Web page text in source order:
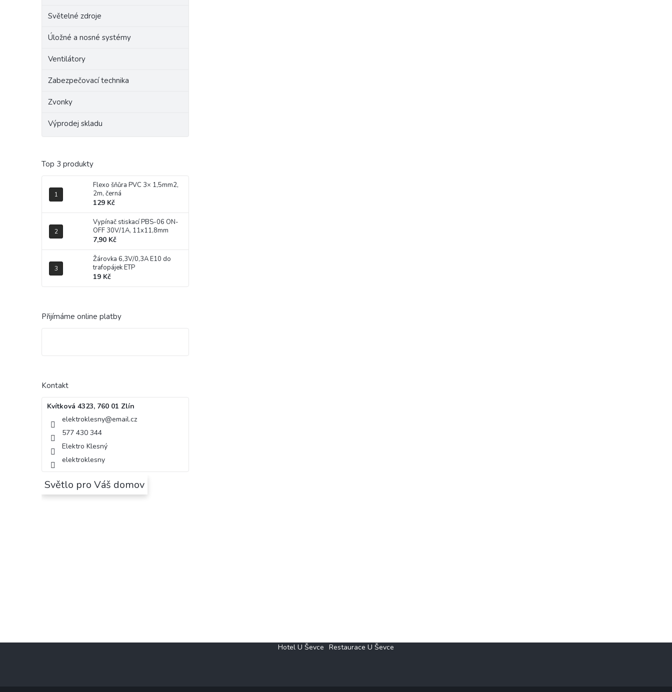
Světelné zdroje
Úložné a nosné systémy
Ventilátory
Zabezpečovací technika
Zvonky
Výprodej skladu
Top 3 produkty
Flexo šňůra PVC 3× 1,5mm2,
2m, černá
129 Kč
Vypínač stiskací PBS-06 ON-
OFF 30V/1A, 11x11,8mm
7,90 Kč
Žárovka 6,3V/0,3A E10 do
trafopájek ETP
19 Kč
Přijímáme online platby
Kontakt
Kvítková 4323, 760 01 Zlín
elektroklesny@email.cz
577 430 344
Elektro Klesný
elektroklesny
Světlo pro Váš domov
Hotel U Ševce Restaurace U Ševce